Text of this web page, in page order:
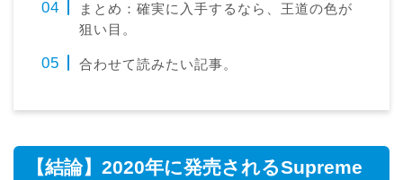
まとめ：確実に入手するなら、王道の色が
狙い目。
合わせて読みたい記事。
【結論】2020年に発売されるSupreme